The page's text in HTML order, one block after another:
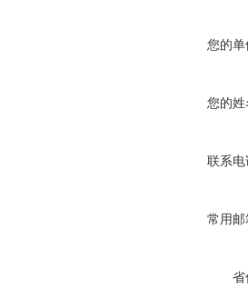
您的单
您的姓
联系电
常用邮
省